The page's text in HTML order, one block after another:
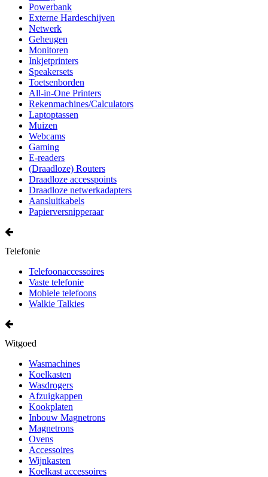
Powerbank
Externe Hardeschijven
Netwerk
Geheugen
Monitoren
Inkjetprinters
Speakersets
Toetsenborden
All-in-One Printers
Rekenmachines/Calculators
Laptoptassen
Muizen
Webcams
Gaming
E-readers
(Draadloze) Routers
Draadloze accesspoints
Draadloze netwerkadapters
Aansluitkabels
Papierversnipperaar
Telefonie
Telefoonaccessoires
Vaste telefonie
Mobiele telefoons
Walkie Talkies
Witgoed
Wasmachines
Koelkasten
Wasdrogers
Afzuigkappen
Kookplaten
Inbouw Magnetrons
Magnetrons
Ovens
Accessoires
Wijnkasten
Koelkast accessoires